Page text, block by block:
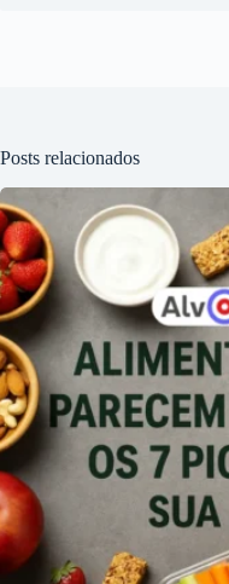
Posts relacionados